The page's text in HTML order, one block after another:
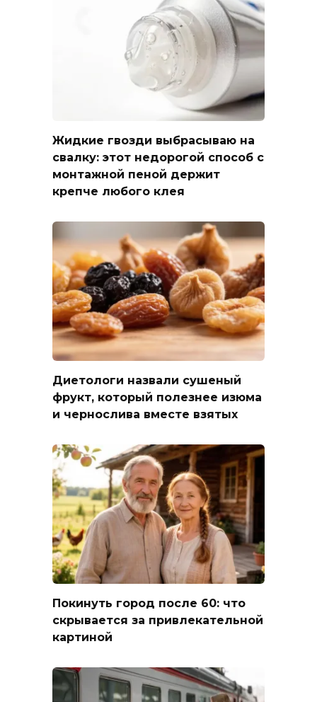
Жидкие гвозди выбрасываю на
свалку: этот недорогой способ с
монтажной пеной держит
крепче любого клея
Диетологи назвали сушеный
фрукт, который полезнее изюма
и чернослива вместе взятых
Покинуть город после 60: что
скрывается за привлекательной
картиной